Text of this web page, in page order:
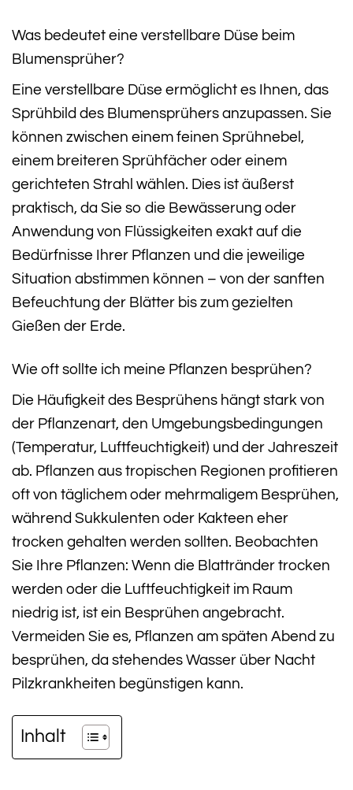
Was bedeutet eine verstellbare Düse beim
Blumensprüher?
Eine verstellbare Düse ermöglicht es Ihnen, das
Sprühbild des Blumensprühers anzupassen. Sie
können zwischen einem feinen Sprühnebel,
einem breiteren Sprühfächer oder einem
gerichteten Strahl wählen. Dies ist äußerst
praktisch, da Sie so die Bewässerung oder
Anwendung von Flüssigkeiten exakt auf die
Bedürfnisse Ihrer Pflanzen und die jeweilige
Situation abstimmen können – von der sanften
Befeuchtung der Blätter bis zum gezielten
Gießen der Erde.
Wie oft sollte ich meine Pflanzen besprühen?
Die Häufigkeit des Besprühens hängt stark von
der Pflanzenart, den Umgebungsbedingungen
(Temperatur, Luftfeuchtigkeit) und der Jahreszeit
ab. Pflanzen aus tropischen Regionen profitieren
oft von täglichem oder mehrmaligem Besprühen,
während Sukkulenten oder Kakteen eher
trocken gehalten werden sollten. Beobachten
Sie Ihre Pflanzen: Wenn die Blattränder trocken
werden oder die Luftfeuchtigkeit im Raum
niedrig ist, ist ein Besprühen angebracht.
Vermeiden Sie es, Pflanzen am späten Abend zu
besprühen, da stehendes Wasser über Nacht
Pilzkrankheiten begünstigen kann.
Inhalt